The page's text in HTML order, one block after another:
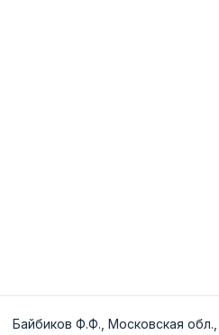
Байбиков Ф.Ф., Московская обл.,